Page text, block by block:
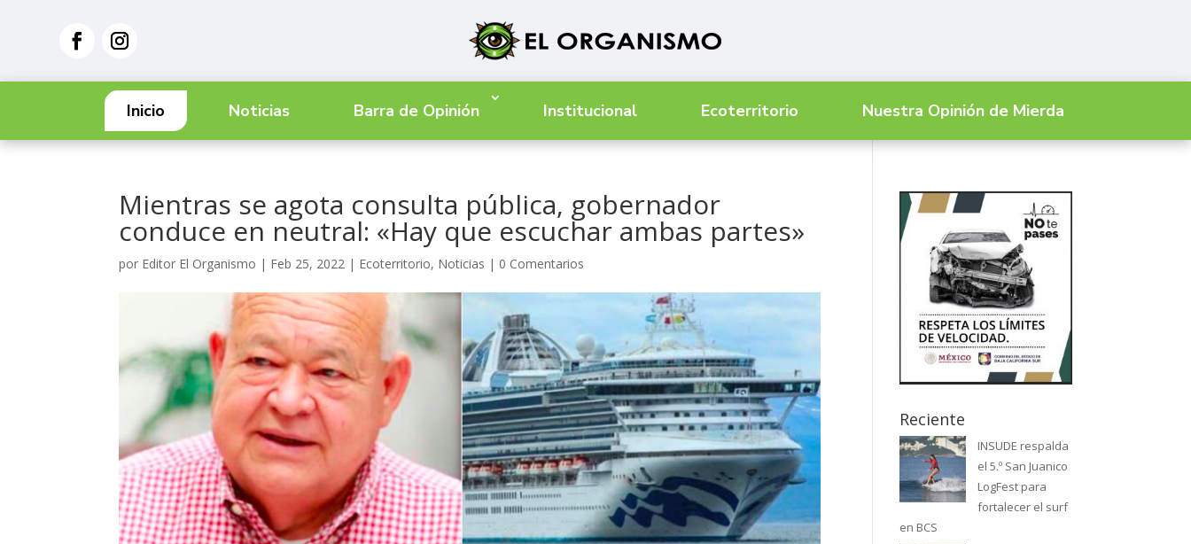
Inicio Noticias Barra de Opinión Institucional Ecoterritorio Nuestra Opinión de Mierda
Mientras se agota consulta pública, gobernador
conduce en neutral: «Hay que escuchar ambas partes»
por Editor El Organismo | Feb 25, 2022 | Ecoterritorio, Noticias | 0 Comentarios
Reciente
INSUDE respalda
el 5.º San Juanico
LogFest para
fortalecer el surf
en BCS